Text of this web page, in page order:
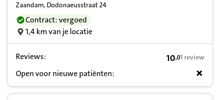
Zaandam, Dodonaeusstraat 24
Contract: vergoed
1,4 km van je locatie
Reviews: 10,0 op basis
10,01 review
Open voor nieuwe patiënten: